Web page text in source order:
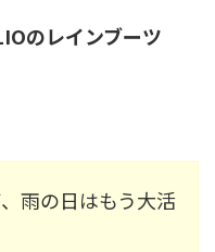
のレインブーツ
雨の日はもう大活